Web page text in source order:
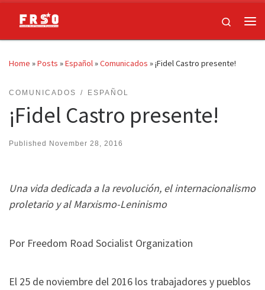
Skip to content
Search
Home »Posts »Español»Comunicados »¡Fidel Castro presente!
COMUNICADOS ESPAÑOL
¡Fidel Castro presente!
Published November 28, 2016
Una vida dedicada a la revolución, el internacionalismo
proletario y al Marxismo-Leninismo
Por Freedom Road Socialist Organization
El 25 de noviembre del 2016 los trabajadores y pueblos